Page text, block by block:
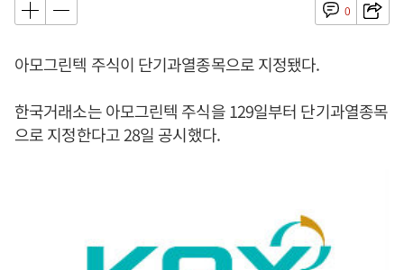
0
아모그린텍 주식이 단기과열종목으로 지정됐다.
한국거래소는 아모그린텍 주식을 129일부터 단기과열종목
으로 지정한다고 28일 공시했다.